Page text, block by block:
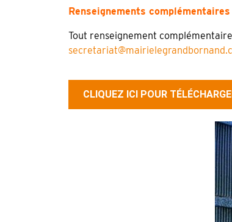
Renseignements complémentaires
Tout renseignement
CLIQUEZ ICI POUR